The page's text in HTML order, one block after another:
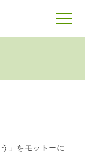
toggle
」をモットーに